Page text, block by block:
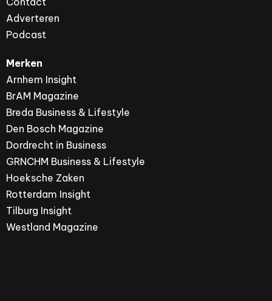
Adverteren
Podcast
Merken
Arnhem Insight
BrAM Magazine
Breda Business & Lifestyle
Den Bosch Magazine
Dordrecht in Business
GRNCHM Business & Lifestyle
Hoeksche Zaken
Rotterdam Insight
Tilburg Insight
Westland Magazine